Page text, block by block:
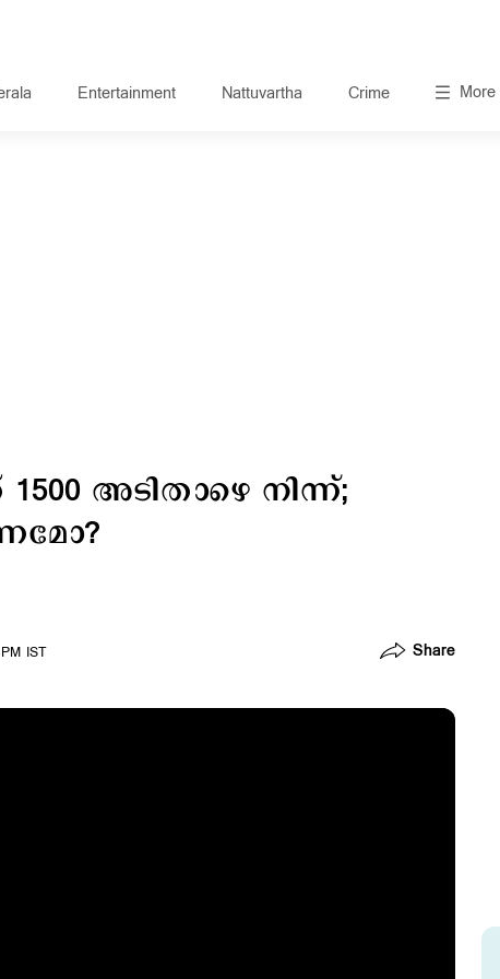
Entertainment Nattuvartha Crime More
അടിതാഴെ നിന്ന്;
IST Share